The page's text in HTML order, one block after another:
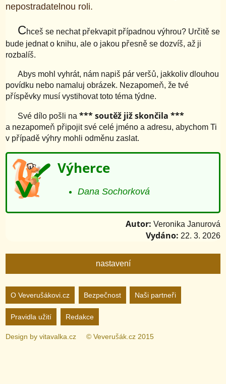
nepostradatelnou roli.
Chceš se nechat překvapit případnou výhrou? Určitě se
bude jednat o knihu, ale o jakou přesně se dozvíš, až ji
rozbalíš.
Abys mohl vyhrát, nám napiš pár veršů, jakkoliv dlouhou
povídku nebo namaluj obrázek. Nezapomeň, že tvé
příspěvky musí vystihovat toto téma týdne.
Své dílo pošli na*** soutěž již skončila ***
a nezapomeň připojit své celé jméno a adresu, abychom Ti
v případě výhry mohli odměnu zaslat.
Výherce
Dana Sochorková
Autor: Veronika Janurová
Vydáno: 22. 3. 2026
nastavení
Nastavení webu
Animované
O Veverušákovi.cz Bezpečnost Naši partneři
Pravidla užití Redakce
Design byvitavalka.cz © Veverušák.cz 2015